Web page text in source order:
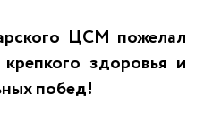
ЦСМ пожелал
здоровья и
побед!